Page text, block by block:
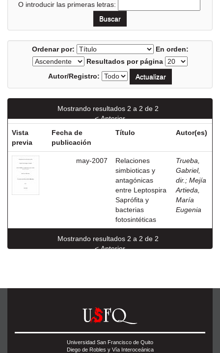
O introducir las primeras letras:
Ordenar por:
En orden:
Resultados por página
Autor/Registro:
Mostrando resultados 2 a 2 de 2
< Anterior
Vista
previa
Fecha de
publicación
Título Autor(es)
may-2007
Relaciones
simbioticas y
antagónicas
entre Leptospira
Saprófita y
bacterias
fotosintéticas
Trueba,
Gabriel,
dir. ; Mejía
Artieda,
María
Eugenia
Mostrando resultados 2 a 2 de 2
< Anterior
Universidad San Francisco de Quito
Diego de Robles y Vía Interoceánica